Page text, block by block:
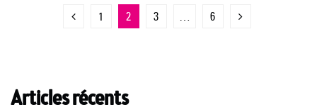
PaginationPage Page
1 Page
2 Page
3 … Page
6
Page
Articles récents